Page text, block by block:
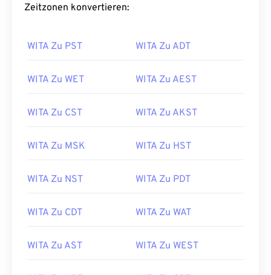
Zeitzonen konvertieren:
WITA Zu PST WITA Zu ADT
WITA Zu WET WITA Zu AEST
WITA Zu CST WITA Zu AKST
WITA Zu MSK WITA Zu HST
WITA Zu NST WITA Zu PDT
WITA Zu CDT WITA Zu WAT
WITA Zu AST WITA Zu WEST